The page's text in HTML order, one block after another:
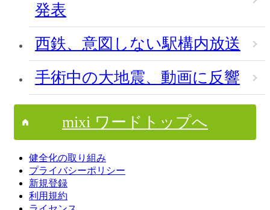
発表
西鉄、意図しない駅構内放送
手術中の大地震、動画に反響
mixi ワードトップへ
健全化の取り組み
プライバシーポリシー
新規登録
利用規約